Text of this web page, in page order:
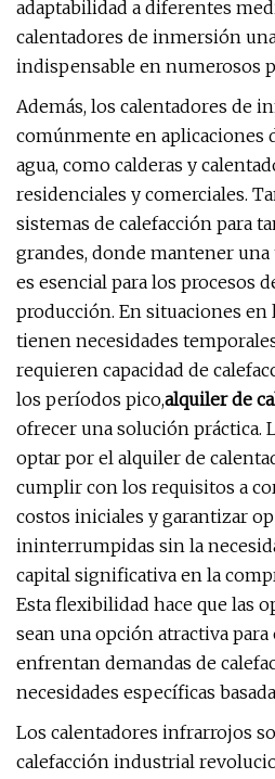
adaptabilidad a diferentes
calentadores de inmersión
indispensable en numerosos
Además, los calentadores de
comúnmente en aplicaciones
agua, como calderas y
residenciales y comerciales.
sistemas de calefacción para
grandes, donde mantener
es esencial para los procesos
producción. En situaciones en
tienen necesidades
requieren capacidad de
los períodos pico,alquiler de
ofrecer una solución práctica.
optar por el alquiler de
cumplir con los requisitos a
costos iniciales y garantizar
ininterrumpidas sin la
capital significativa en la
Esta flexibilidad hace que las
sean una opción atractiva para
enfrentan demandas de
necesidades específicas
Los calentadores infrarrojos
calefacción industrial